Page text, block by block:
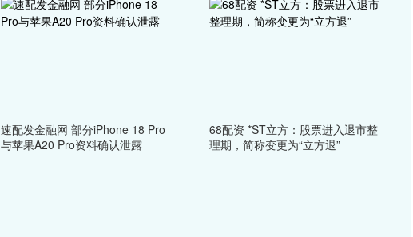
速配发金融网 部分iPhone 18 Pro
与苹果A20 Pro资料确认泄露
68配资 *ST立方：股票进入退市整
理期，简称变更为“立方退”